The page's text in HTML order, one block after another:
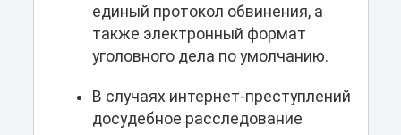
единый протокол обвинения, а
также электронный формат
уголовного дела по умолчанию.
В случаях интернет-преступлений
досудебное расследование